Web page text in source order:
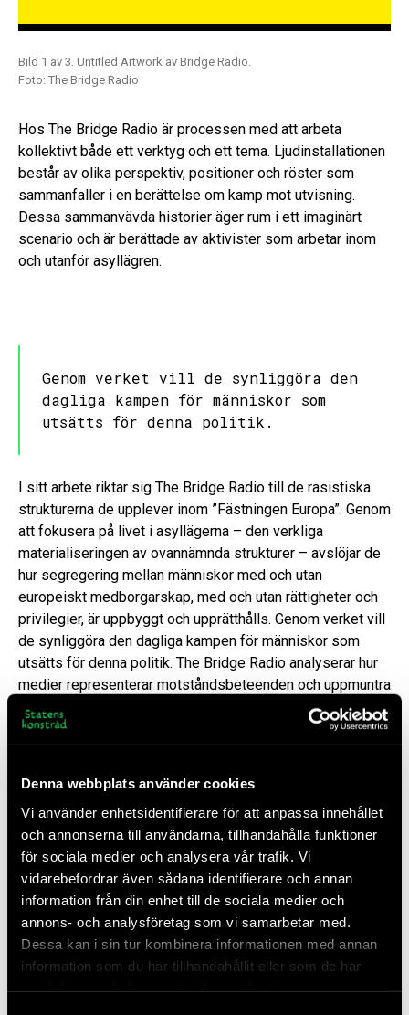
Denna webbplats använder cookies
Vi använder enhetsidentifierare för att anpassa innehållet
och annonserna till användarna, tillhandahålla funktioner
för sociala medier och analysera vår trafik. Vi
vidarebefordrar även sådana identifierare och annan
information från din enhet till de sociala medier och
annons- och analysföretag som vi samarbetar med.
Dessa kan i sin tur kombinera informationen med annan
information som du har tillhandahållit eller som de har
Bild 1 av 3. Untitled Artwork av Bridge Radio.
Foto: The Bridge Radio
Hos The Bridge Radio är processen med att arbeta
kollektivt både ett verktyg och ett tema. Ljudinstallationen
består av olika perspektiv, positioner och röster som
sammanfaller i en berättelse om kamp mot utvisning.
Dessa sammanvävda historier äger rum i ett imaginärt
scenario och är berättade av aktivister som arbetar inom
och utanför asyllägren.
Genom verket vill de synliggöra den
dagliga kampen för människor som
utsätts för denna politik.
I sitt arbete riktar sig The Bridge Radio till de rasistiska
strukturerna de upplever inom ”Fästningen Europa”. Genom
att fokusera på livet i asyllägerna – den verkliga
materialiseringen av ovannämnda strukturer – avslöjar de
hur segregering mellan människor med och utan
europeiskt medborgarskap, med och utan rättigheter och
privilegier, är uppbyggt och upprätthålls. Genom verket vill
de synliggöra den dagliga kampen för människor som
utsätts för denna politik. The Bridge Radio analyserar hur
medier representerar motståndsbeteenden och uppmuntra
oss att tänka på hur man bygger kollektiva strategier för
att bryta förtryckande strukturer. Deras sociala kamper och
strategier utgår ifrån en icke-vit maktposition.
Berättelserna i radiopjäsen bygger på verkliga händelser
som har ägt rum i asylläger, på flygplan och i större
protester som The Bridge Radio och deras nätverk har
deltagit i.
Processen med verket inleddes med en workshop i
skrivande och radiodrama med författaren Athena
Farrokhzad, regissören Saga Gärde och ljuddesigner Arash
Pandi.
Författare och medverkande: Laila, Serafin, Cedric, Barly,